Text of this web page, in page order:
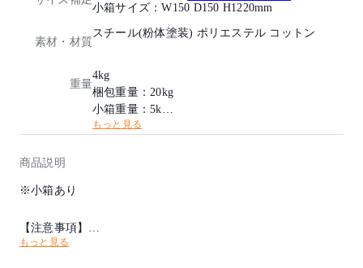
小箱サイズ：W150 D150 H1220mm
素材・材質
スチール(粉体塗装) ポリエステル コットン
重量
4kg
梱包重量：20kg
小箱重量：5kg
耐荷重：80kg
もっと見る
商品説明
※小箱あり
【注意事項】
常時外置きは出来ません。直射日光・雨ざらしの環境下では劣
もっと見る